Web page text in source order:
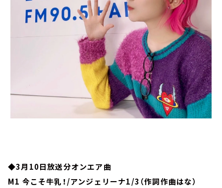
◆3月10日放送分オンエア曲
M1 今こそ牛乳！/アンジェリーナ1/3（作詞作曲はな）